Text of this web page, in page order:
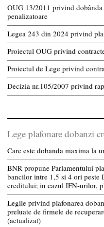
OUG 13/2011 privind
penalizatoare
Legea 243 din 2024 privind
Proiectul OUG privind
Proiectul de Lege privind
Decizia nr.105/2007 privind
Lege plafonare dobanzi
Care este dobanda maxima la
BNR propune Parlamentului
bancilor intre 1,5 si 4 ori peste
creditului; in cazul IFN-urilor,
Legile privind plafonarea
preluate de firmele de
(actualizat)